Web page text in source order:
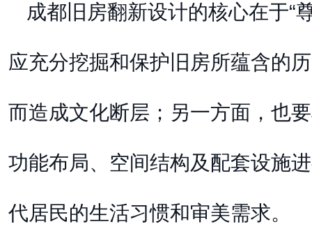
成都旧房翻新设计的核心在于“
应充分挖掘和保护旧房所蕴含的
而造成文化断层；另一方面，也
功能布局、空间结构及配套设施
代居民的生活习惯和审美需求。